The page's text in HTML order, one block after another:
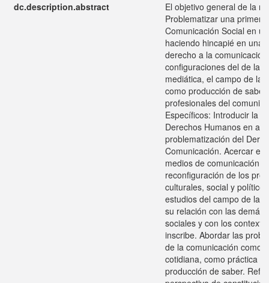
dc.description.abstract
El objetivo general de la
Problematizar una
Comunicación Social en
haciendo hincapié en una
derecho a la
configuraciones del de la
mediática, el campo de la
como producción de
profesionales del
Específicos: Introducir la
Derechos Humanos en
problematización del
Comunicación. Acercar el
medios de comunicación
reconfiguración de los
culturales, social y
estudios del campo de la
su relación con las demás
sociales y con los
inscribe. Abordar las
de la comunicación como
cotidiana, como práctica
producción de saber.